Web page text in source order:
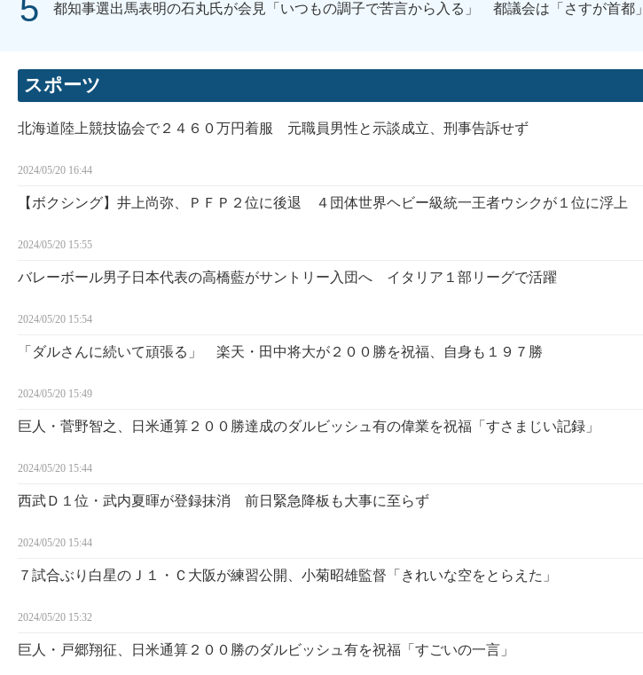
都知事選出馬表明の石丸氏が会見「いつもの調子で苦言から入る」 都議会は「さすが首都」
スポーツ
北海道陸上競技協会で２４６０万円着服 元職員男性と示談成立、刑事告訴せず
2024/05/20 16:44
【ボクシング】井上尚弥、ＰＦＰ２位に後退 ４団体世界ヘビー級統一王者ウシクが１位に浮上
2024/05/20 15:55
バレーボール男子日本代表の高橋藍がサントリー入団へ イタリア１部リーグで活躍
2024/05/20 15:54
「ダルさんに続いて頑張る」 楽天・田中将大が２００勝を祝福、自身も１９７勝
2024/05/20 15:49
巨人・菅野智之、日米通算２００勝達成のダルビッシュ有の偉業を祝福「すさまじい記録」
2024/05/20 15:44
西武Ｄ１位・武内夏暉が登録抹消 前日緊急降板も大事に至らず
2024/05/20 15:44
７試合ぶり白星のＪ１・Ｃ大阪が練習公開、小菊昭雄監督「きれいな空をとらえた」
2024/05/20 15:32
巨人・戸郷翔征、日米通算２００勝のダルビッシュ有を祝福「すごいの一言」